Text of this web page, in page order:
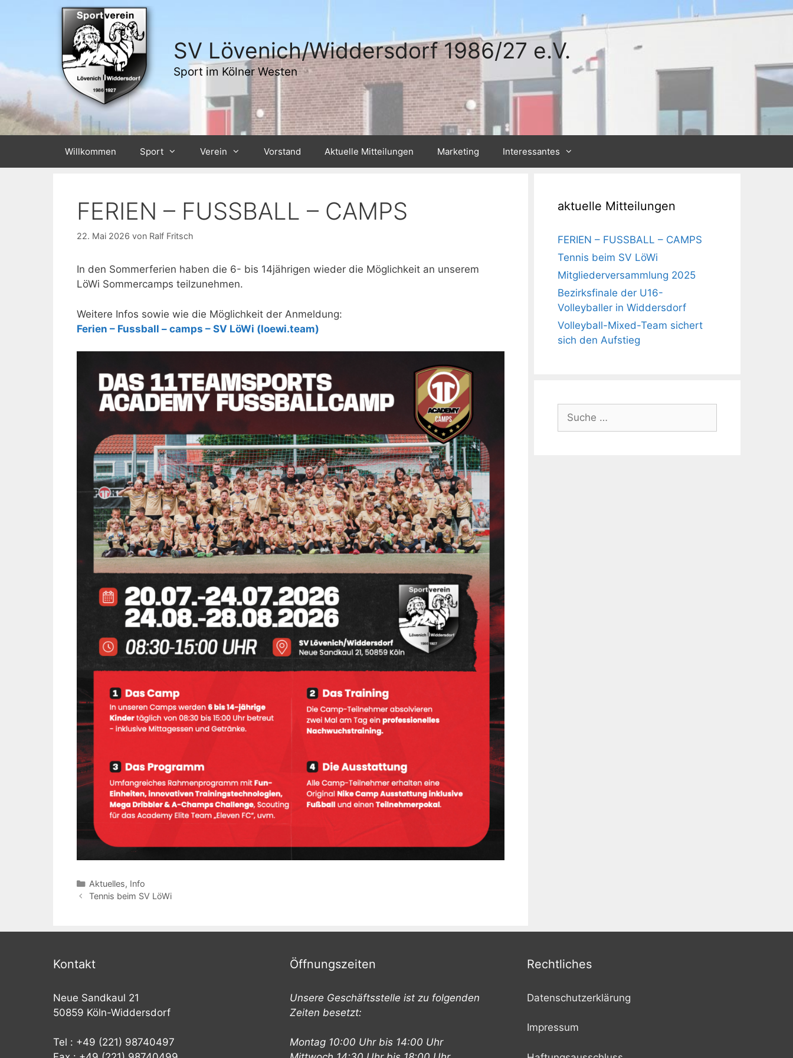
SV Lövenich/Widdersdorf 1986/27 e.V.
Sport im Kölner Westen
Willkommen Sport Verein Vorstand Aktuelle Mitteilungen Marketing Interessantes
FERIEN – FUSSBALL – CAMPS
22. Mai 2026 von Ralf Fritsch
In den Sommerferien haben die 6- bis 14jährigen wieder die Möglichkeit an unserem
LöWi Sommercamps teilzunehmen.
Weitere Infos sowie wie die Möglichkeit der Anmeldung:
Ferien – Fussball – camps – SV LöWi (loewi.team)
Kategorien
Aktuelles, Info
Beitrags-
Tennis beim SV LöWi
aktuelle Mitteilungen
FERIEN – FUSSBALL – CAMPS
Tennis beim SV LöWi
Mitgliederversammlung 2025
Bezirksfinale der U16-
Volleyballer in Widdersdorf
Volleyball-Mixed-Team sichert
sich den Aufstieg
Suche
nach:
Kontakt
Neue Sandkaul 21
50859 Köln-Widdersdorf
Tel : +49 (221) 98740497
Öffnungszeiten
Unsere Geschäftsstelle ist zu folgenden
Zeiten besetzt:
Montag 10:00 Uhr bis 14:00 Uhr
Rechtliches
Datenschutzerklärung
Impressum